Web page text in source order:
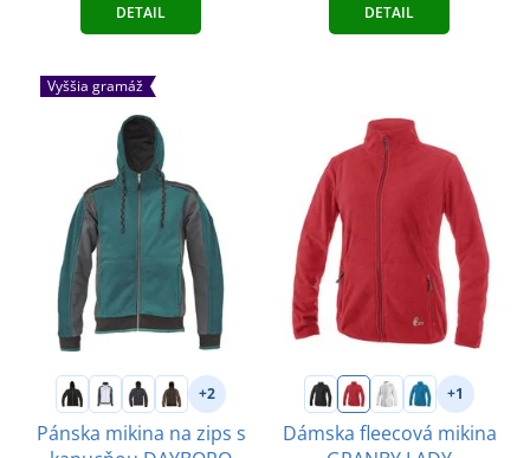
DETAIL DETAIL
Vyššia gramáž
+2
Pánska mikina na zips s
+1
Dámska fleecová mikina